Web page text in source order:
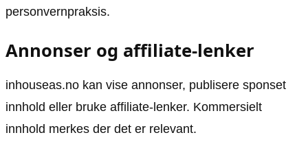
personvernpraksis.
Annonser og affiliate-lenker
inhouseas.no kan vise annonser, publisere sponset
innhold eller bruke affiliate-lenker. Kommersielt
innhold merkes der det er relevant.